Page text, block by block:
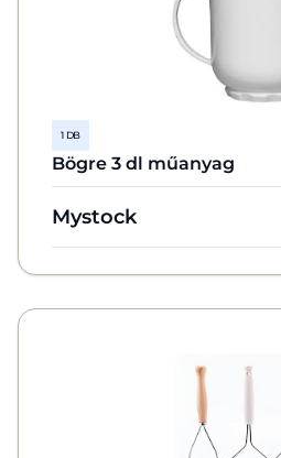
1 DB
Bögre 3 dl műanyag
Mystock